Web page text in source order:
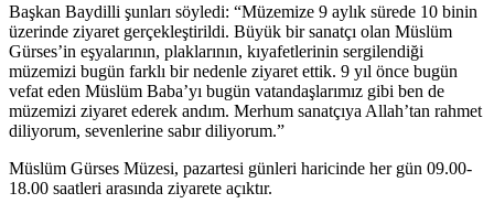
Başkan Baydilli şunları söyledi: “Müzemize 9 aylık sürede 10 binin
üzerinde ziyaret gerçekleştirildi. Büyük bir sanatçı olan Müslüm
Gürses’in eşyalarının, plaklarının, kıyafetlerinin sergilendiği
müzemizi bugün farklı bir nedenle ziyaret ettik. 9 yıl önce bugün
vefat eden Müslüm Baba’yı bugün vatandaşlarımız gibi ben de
müzemizi ziyaret ederek andım. Merhum sanatçıya Allah’tan rahmet
diliyorum, sevenlerine sabır diliyorum.”
Müslüm Gürses Müzesi, pazartesi günleri haricinde her gün 09.00-
18.00 saatleri arasında ziyarete açıktır.